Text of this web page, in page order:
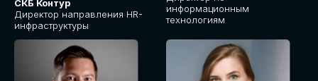
СКБ Контур
Директор направления HR-
инфраструктуры
информационным
технологиям